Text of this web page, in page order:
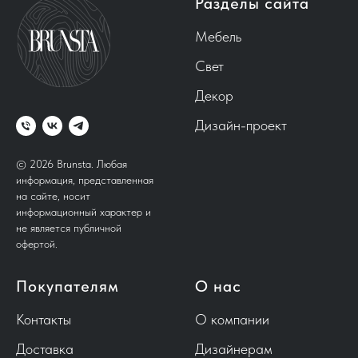
© 2026 Brunsta. Любая
информация, представленная
на сайте, носит
информационный характер и
не является публичной
офертой.
Мебель
Свет
Декор
Дизайн-проект
Покупателям
Контакты
Доставка
О нас
О компании
Дизайнерам